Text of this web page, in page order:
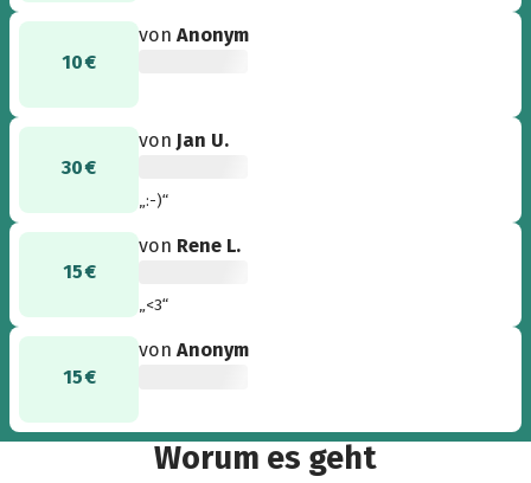
10 €
vonAnonym
30 €
von Jan U.
„:-)“
15 €
von Rene L.
„<3“
15 €
vonAnonym
Worum es geht